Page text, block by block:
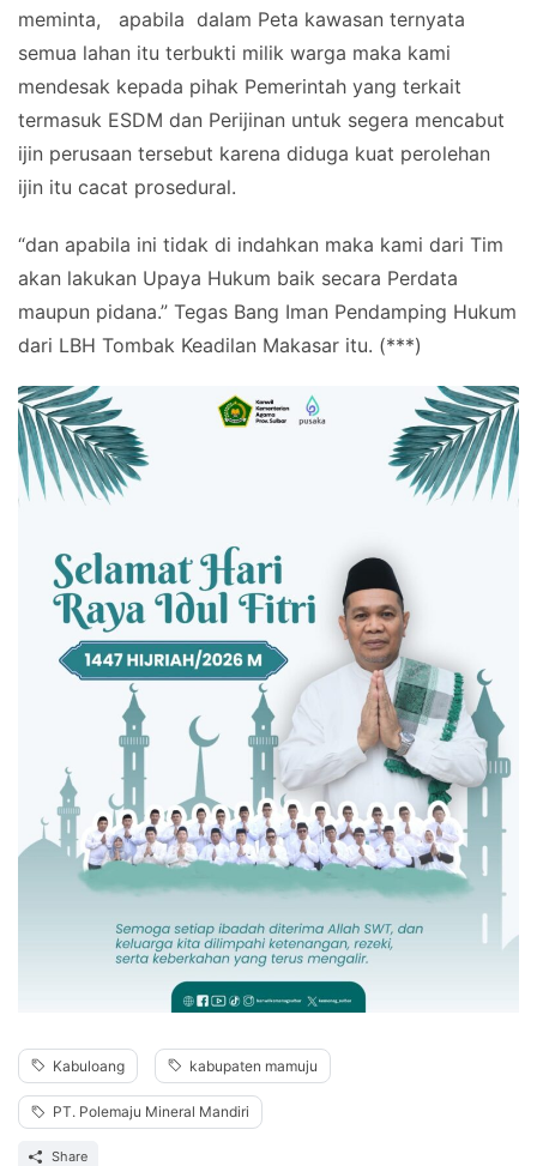
meminta, apabila dalam Peta kawasan ternyata
semua lahan itu terbukti milik warga maka kami
mendesak kepada pihak Pemerintah yang terkait
termasuk ESDM dan Perijinan untuk segera mencabut
ijin perusaan tersebut karena diduga kuat perolehan
ijin itu cacat prosedural.
“dan apabila ini tidak di indahkan maka kami dari Tim
akan lakukan Upaya Hukum baik secara Perdata
maupun pidana.” Tegas Bang Iman Pendamping Hukum
dari LBH Tombak Keadilan Makasar itu. (***)
Kabuloang kabupaten mamuju
PT. Polemaju Mineral Mandiri
Share